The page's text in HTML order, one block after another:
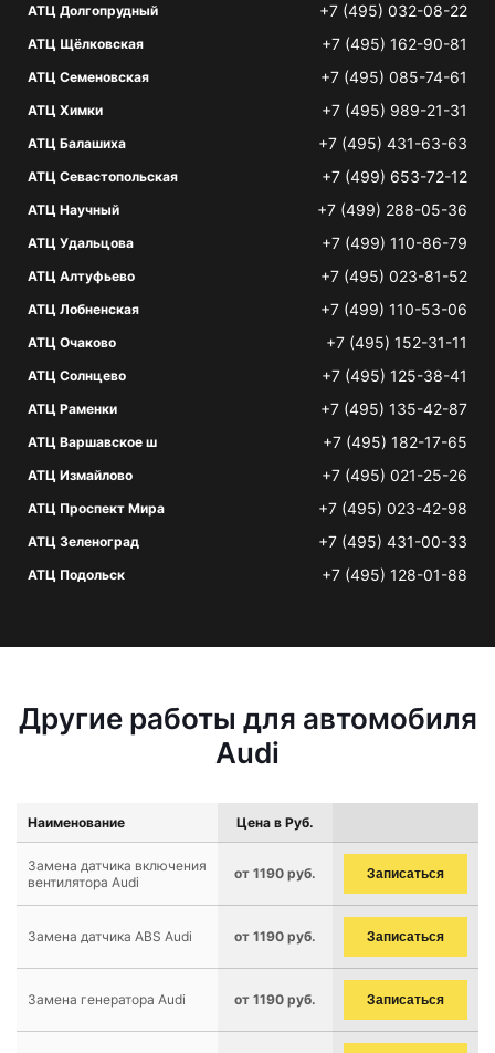
АТЦ Долгопрудный +7 (495) 032-08-22
АТЦ Щёлковская +7 (495) 162-90-81
АТЦ Семеновская +7 (495) 085-74-61
АТЦ Химки +7 (495) 989-21-31
АТЦ Балашиха +7 (495) 431-63-63
АТЦ Севастопольская +7 (499) 653-72-12
АТЦ Научный +7 (499) 288-05-36
АТЦ Удальцова +7 (499) 110-86-79
АТЦ Алтуфьево +7 (495) 023-81-52
АТЦ Лобненская +7 (499) 110-53-06
АТЦ Очаково +7 (495) 152-31-11
АТЦ Солнцево +7 (495) 125-38-41
АТЦ Раменки +7 (495) 135-42-87
АТЦ Варшавское ш +7 (495) 182-17-65
АТЦ Измайлово +7 (495) 021-25-26
АТЦ Проспект Мира +7 (495) 023-42-98
АТЦ Зеленоград +7 (495) 431-00-33
АТЦ Подольск +7 (495) 128-01-88
Другие работы для автомобиля
Audi
Наименование Цена в Руб.
Замена датчика включения
вентилятора Audi
от 1190 руб. Записаться
Замена датчика ABS Audi от 1190 руб. Записаться
Замена генератора Audi от 1190 руб. Записаться